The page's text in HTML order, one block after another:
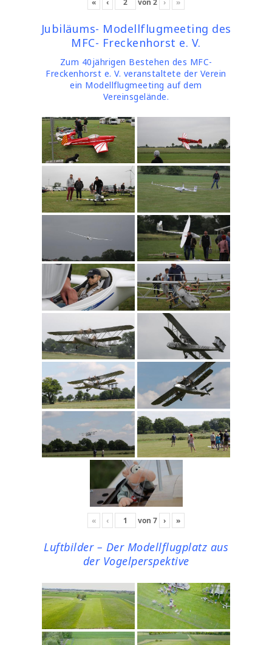
Jubiläums- Modellflugmeeting des
MFC- Freckenhorst e. V.
Zum 40jährigen Bestehen des MFC-
Freckenhorst e. V. veranstaltete der Verein
ein Modellflugmeeting auf dem
Vereinsgelände.
« ‹ von 7 › »
Luftbilder – Der Modellflugplatz aus
der Vogelperspektive